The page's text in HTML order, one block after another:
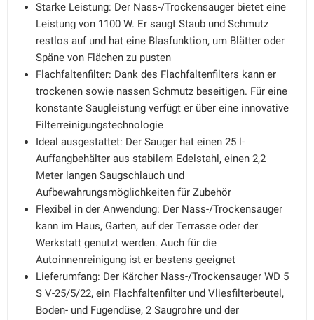
Starke Leistung: Der Nass-/Trockensauger bietet eine
Leistung von 1100 W. Er saugt Staub und Schmutz
restlos auf und hat eine Blasfunktion, um Blätter oder
Späne von Flächen zu pusten
Flachfaltenfilter: Dank des Flachfaltenfilters kann er
trockenen sowie nassen Schmutz beseitigen. Für eine
konstante Saugleistung verfügt er über eine innovative
Filterreinigungstechnologie
Ideal ausgestattet: Der Sauger hat einen 25 l-
Auffangbehälter aus stabilem Edelstahl, einen 2,2
Meter langen Saugschlauch und
Aufbewahrungsmöglichkeiten für Zubehör
Flexibel in der Anwendung: Der Nass-/Trockensauger
kann im Haus, Garten, auf der Terrasse oder der
Werkstatt genutzt werden. Auch für die
Autoinnenreinigung ist er bestens geeignet
Lieferumfang: Der Kärcher Nass-/Trockensauger WD 5
S V-25/5/22, ein Flachfaltenfilter und Vliesfilterbeutel,
Boden- und Fugendüse, 2 Saugrohre und der